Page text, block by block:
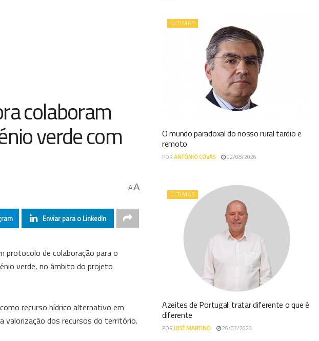
colaboram
verde com
AA
Enviar para o LinkedIn
protocolo de colaboração para o
verde, no âmbito do projeto
recurso hídrico alternativo em
valorização dos recursos do território.
ÚLTIMAS
O mundo paradoxal do nosso rural tardio e
remoto
PORANTÓNIO COVAS 02/08/2026
ÚLTIMAS
Azeites de Portugal: tratar diferente o que é
diferente
PORJOSÉ MARTINO 26/07/2026